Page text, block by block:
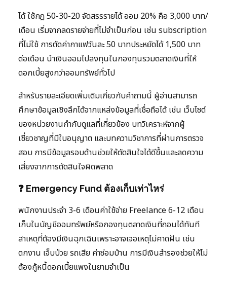
ได้ ใช้กฎ 50-30-20 จัดสรรรายได้ ออม 20% คือ 3,000 บาท/
เดือน เริ่มจากลดรายจ่ายที่ไม่จำเป็นก่อน เช่น subscription
ที่ไม่ใช้ การตัดค่ากาแฟวันละ 50 บาทประหยัดได้ 1,500 บาท
ต่อเดือน นำเงินออมไปลงทุนในกองทุนรวมตลาดเงินที่ให้
ดอกเบี้ยสูงกว่าออมทรัพย์ทั่วไป
สำหรับรายละเอียดเพิ่มเติมเกี่ยวกับคำถามนี้ ผู้อ่านสามารถ
ศึกษาข้อมูลเชิงลึกได้จากแหล่งข้อมูลที่เชื่อถือได้ เช่น เว็บไซต์
ของหน่วยงานกำกับดูแลที่เกี่ยวข้อง บทวิเคราะห์จากผู้
เชี่ยวชาญที่มีใบอนุญาต และบทความวิชาการที่ผ่านการตรวจ
สอบ การมีข้อมูลรอบด้านช่วยให้ตัดสินใจได้ดีขึ้นและลดความ
เสี่ยงจากการตัดสินใจผิดพลาด
❓ Emergency Fund ต้องเก็บเท่าไหร่
พนักงานประจำ 3-6 เดือนค่าใช้จ่าย Freelance 6-12 เดือน
เก็บในบัญชีออมทรัพย์หรือกองทุนตลาดเงินที่ถอนได้ทันที
สาเหตุที่ต้องมีเงินฉุกเฉินเพราะอาจเจอเหตุไม่คาดฝัน เช่น
ตกงาน เจ็บป่วย รถเสีย ค่าซ่อมบ้าน การมีเงินสำรองช่วยให้ไม่
ต้องกู้หนี้ดอกเบี้ยแพงในยามจำเป็น